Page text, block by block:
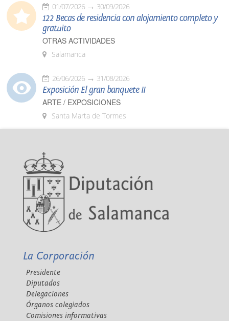
01/07/2026 30/09/2026
122 Becas de residencia con alojamiento completo y
gratuito
OTRAS ACTIVIDADES
Salamanca
26/06/2026 31/08/2026
Exposición El gran banquete II
ARTE / EXPOSICIONES
Santa Marta de Tormes
La Corporación
Presidente
Diputados
Delegaciones
Órganos colegiados
Comisiones informativas